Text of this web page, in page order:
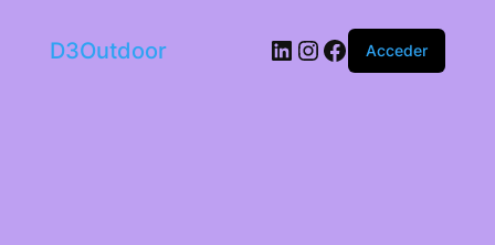
D3Outdoor LinkedIn
Instagram
Facebook
Acceder